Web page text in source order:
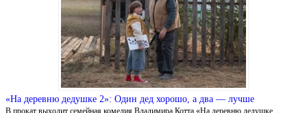
«На деревню дедушке 2»: Один дед хорошо, а два — лучше
В прокат выходит семейная комедия Владимира Котта «На деревню дедушке …